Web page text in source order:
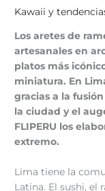
Kawaii y
Los aretes de
artesanales en
platos más
miniatura. En
gracias a la
la ciudad y el
FLIPERU los
extremo.
Lima tiene la
Latina. El sushi, el